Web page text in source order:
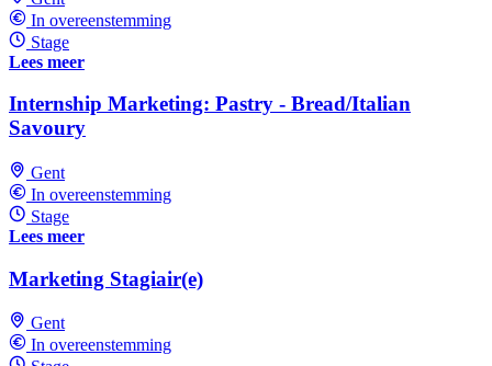
In overeenstemming
Stage
Lees meer
Internship Marketing: Pastry - Bread/Italian
Savoury
Gent
In overeenstemming
Stage
Lees meer
Marketing Stagiair(e)
Gent
In overeenstemming